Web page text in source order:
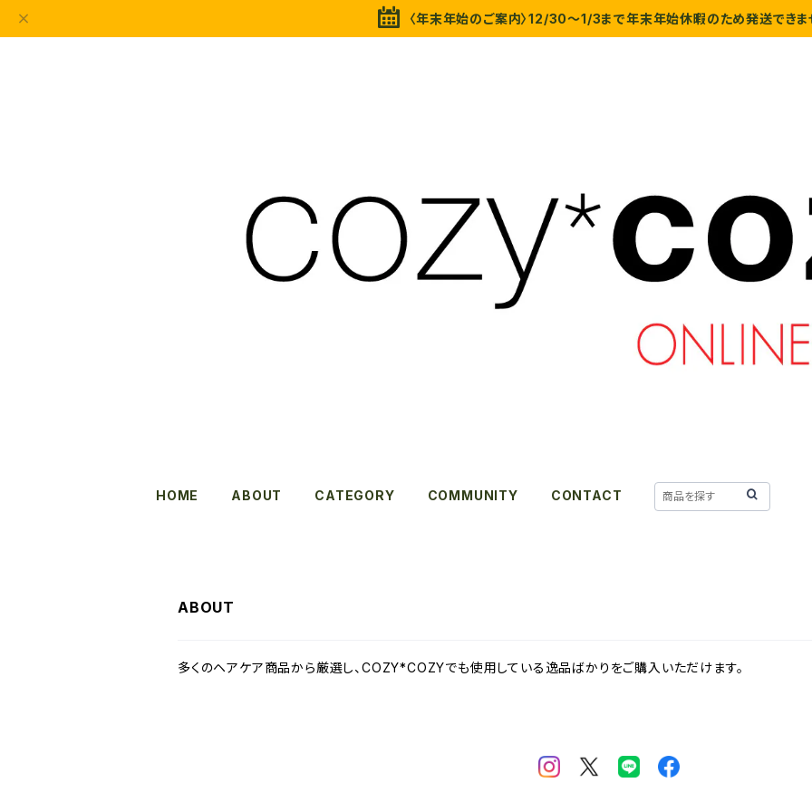
〈年末年始のご案内〉12/30〜1/3まで年末年始休暇のため発送できま
HOME ABOUT CATEGORY COMMUNITY CONTACT
ABOUT
多くのヘアケア商品から厳選し、COZY*COZYでも使用している逸品ばかりをご購入いただけます。